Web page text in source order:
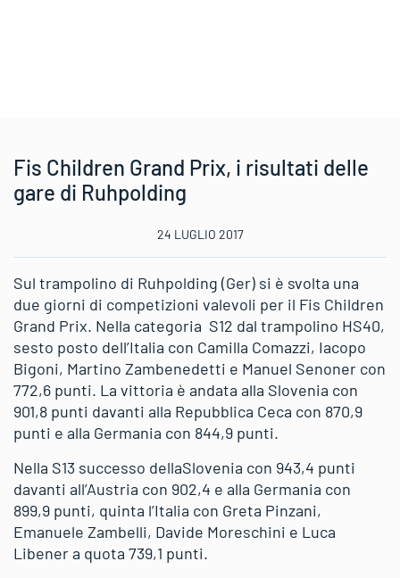
Fis Children Grand Prix, i risultati delle
gare di Ruhpolding
24 LUGLIO 2017
Sul trampolino di Ruhpolding (Ger) si è svolta una
due giorni di competizioni valevoli per il Fis Children
Grand Prix. Nella categoria S12 dal trampolino HS40,
sesto posto dell’Italia con Camilla Comazzi, Iacopo
Bigoni, Martino Zambenedetti e Manuel Senoner con
772,6 punti. La vittoria è andata alla Slovenia con
901,8 punti davanti alla Repubblica Ceca con 870,9
punti e alla Germania con 844,9 punti.
Nella S13 successo dellaSlovenia con 943,4 punti
davanti all’Austria con 902,4 e alla Germania con
899,9 punti, quinta l’Italia con Greta Pinzani,
Emanuele Zambelli, Davide Moreschini e Luca
Libener a quota 739,1 punti.